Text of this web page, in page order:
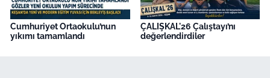
Cumhuriyet Ortaokulu’nun
yıkımı tamamlandı
ÇALIŞKAL'26 Çalıştayı’nı
değerlendirdiler